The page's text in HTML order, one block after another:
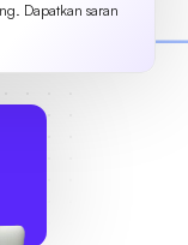
Dapatkan saran